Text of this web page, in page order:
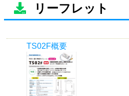
リーフレット